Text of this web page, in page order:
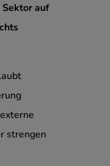
auf
strengen